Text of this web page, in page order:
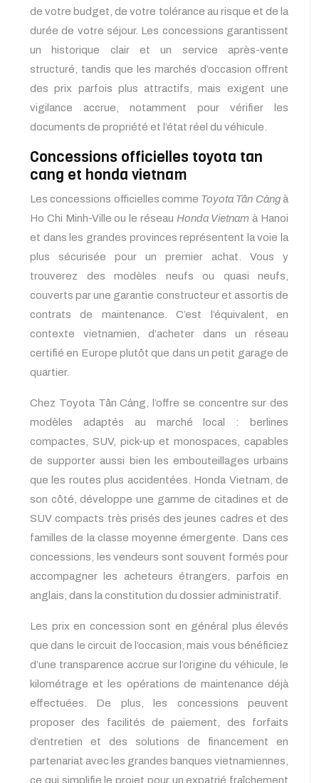
de votre budget, de votre tolérance au risque et de la
durée de votre séjour. Les concessions garantissent
un historique clair et un service après-vente
structuré, tandis que les marchés d’occasion offrent
des prix parfois plus attractifs, mais exigent une
vigilance accrue, notamment pour vérifier les
documents de propriété et l’état réel du véhicule.
Concessions officielles toyota tan
cang et honda vietnam
Les concessions officielles comme Toyota Tân Cảngà
Ho Chi Minh-Ville ou le réseau Honda Vietnam à Hanoi
et dans les grandes provinces représentent la voie la
plus sécurisée pour un premier achat. Vous y
trouverez des modèles neufs ou quasi neufs,
couverts par une garantie constructeur et assortis de
contrats de maintenance. C’est l’équivalent, en
contexte vietnamien, d’acheter dans un réseau
certifié en Europe plutôt que dans un petit garage de
quartier.
Chez Toyota Tân Cảng, l’offre se concentre sur des
modèles adaptés au marché local : berlines
compactes, SUV, pick-up et monospaces, capables
de supporter aussi bien les embouteillages urbains
que les routes plus accidentées. Honda Vietnam, de
son côté, développe une gamme de citadines et de
SUV compacts très prisés des jeunes cadres et des
familles de la classe moyenne émergente. Dans ces
concessions, les vendeurs sont souvent formés pour
accompagner les acheteurs étrangers, parfois en
anglais, dans la constitution du dossier administratif.
Les prix en concession sont en général plus élevés
que dans le circuit de l’occasion, mais vous bénéficiez
d’une transparence accrue sur l’origine du véhicule, le
kilométrage et les opérations de maintenance déjà
effectuées. De plus, les concessions peuvent
proposer des facilités de paiement, des forfaits
d’entretien et des solutions de financement en
partenariat avec les grandes banques vietnamiennes,
ce qui simplifie le projet pour un expatrié fraîchement